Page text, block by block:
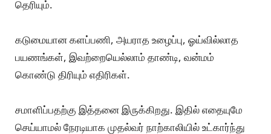
எவ்வளவோ நல்லது பண்ணலாம், அரசியல்ல அதெல்லாம்
சாத்தியமே இல்லை...